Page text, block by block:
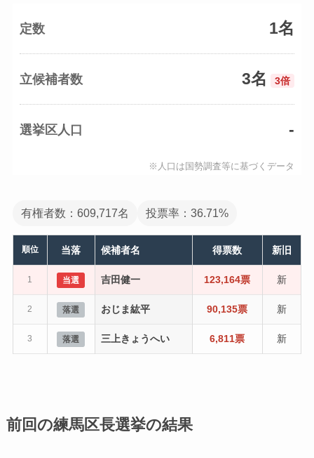
定数 1名
立候補者数 3名 3倍
選挙区人口 -
※人口は国勢調査等に基づくデータ
有権者数：609,717名 投票率：36.71%
順位 当落 候補者名 得票数 新旧
1 当選 吉田健一 123,164票 新
2 落選 おじま紘平 90,135票 新
3 落選 三上きょうへい 6,811票 新
前回の練馬区長選挙の結果